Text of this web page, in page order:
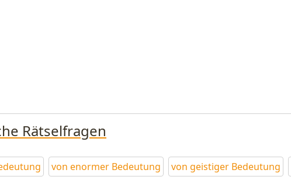
Rätselfragen
von enormer Bedeutung von geistiger Bedeutung